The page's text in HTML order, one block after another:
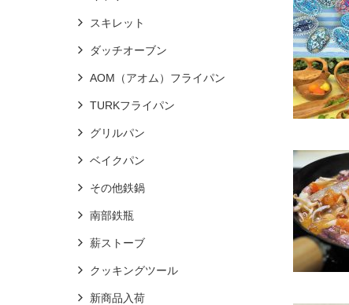
スキレット
ダッチオーブン
AOM（アオム）フライパン
TURKフライパン
グリルパン
ベイクパン
その他鉄鍋
南部鉄瓶
薪ストーブ
クッキングツール
新商品入荷